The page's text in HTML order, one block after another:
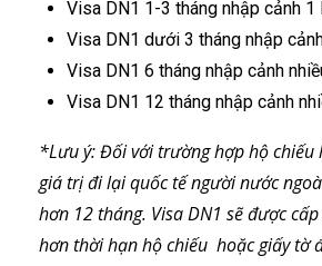
Visa DN1 1-3 tháng nhập cảnh 1
Visa DN1 dưới 3 tháng nhập
Visa DN1 6 tháng nhập cảnh
Visa DN1 12 tháng nhập cảnh
*Lưu ý: Đối với trường hợp hộ chiếu
giá trị đi lại quốc tế người nước
hơn 12 tháng. Visa DN1 sẽ được
hơn thời hạn hộ chiếu hoặc giấy tờ